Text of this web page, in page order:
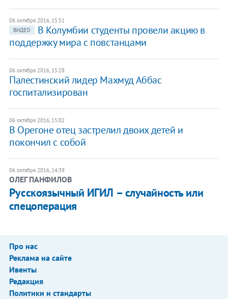
06 октября 2016, 15:51
ВИДЕО
В Колумбии студенты провели акцию в
поддержку мира с повстанцами
06 октября 2016, 15:28
Палестинский лидер Махмуд Аббас
госпитализирован
06 октября 2016, 15:02
В Орегоне отец застрелил двоих детей и
покончил с собой
06 октября 2016, 14:39
ОЛЕГ ПАНФИЛОВ
Русскоязычный ИГИЛ – случайность или
спецоперация
Про нас
Реклама на сайте
Ивенты
Редакция
Политики и стандарты